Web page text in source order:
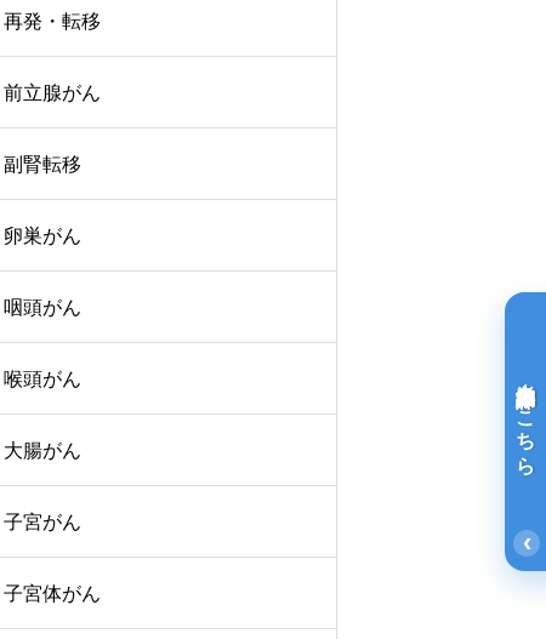
再発・転移
前立腺がん
副腎転移
卵巣がん
咽頭がん
喉頭がん
大腸がん
子宮がん
子宮体がん
‹
光免疫療法詳細はこちら